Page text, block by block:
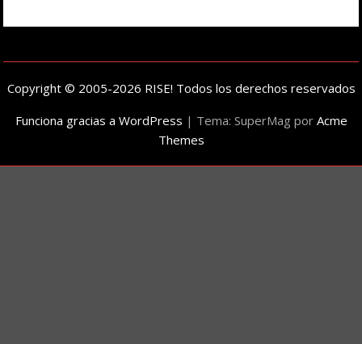
Copyright © 2005-2026 RISE! Todos los derechos reservados
Funciona gracias a WordPress | Tema: SuperMag por Acme
Themes